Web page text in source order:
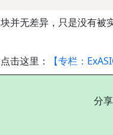
并无差异，只是没有被
击这里：
【专栏：
分